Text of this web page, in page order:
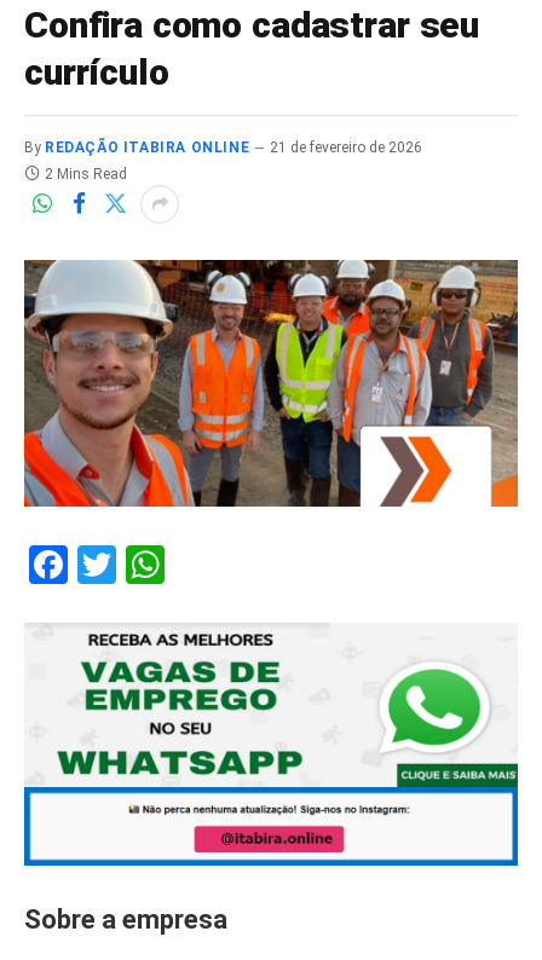
Confira como cadastrar seu
currículo
By REDAÇÃO ITABIRA ONLINE
21 de fevereiro de 2026
2 Mins Read
Facebook
Twitter
Sobre a empresa